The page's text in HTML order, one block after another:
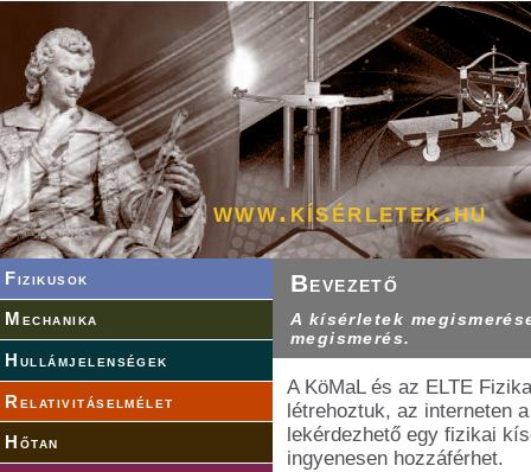
www.kísérletek.hu
Fizikusok
Mechanika
Hullámjelenségek
Relativitáselmélet
Hőtan
Bevezető
A kísérletek
megismerés.
A KöMaL és az ELTE
létrehoztuk, az interneten
lekérdezhető egy fizikai
ingyenesen hozzáférhet.